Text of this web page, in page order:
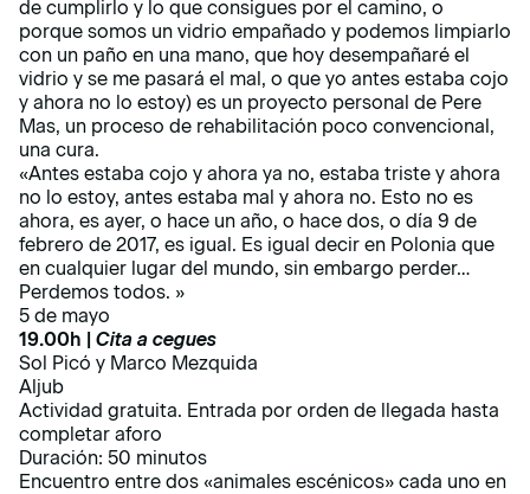
de cumplirlo y lo que consigues por el camino, o
porque somos un vidrio empañado y podemos limpiarlo
con un paño en una mano, que hoy desempañaré el
vidrio y se me pasará el mal, o que yo antes estaba cojo
y ahora no lo estoy) es un proyecto personal de Pere
Mas, un proceso de rehabilitación poco convencional,
una cura.
«Antes estaba cojo y ahora ya no, estaba triste y ahora
no lo estoy, antes estaba mal y ahora no. Esto no es
ahora, es ayer, o hace un año, o hace dos, o día 9 de
febrero de 2017, es igual. Es igual decir en Polonia que
en cualquier lugar del mundo, sin embargo perder…
Perdemos todos. »
5 de mayo
19.00h | Cita a cegues
Sol Picó y Marco Mezquida
Aljub
Actividad gratuita. Entrada por orden de llegada hasta
completar aforo
Duración: 50 minutos
Encuentro entre dos «animales escénicos» cada uno en